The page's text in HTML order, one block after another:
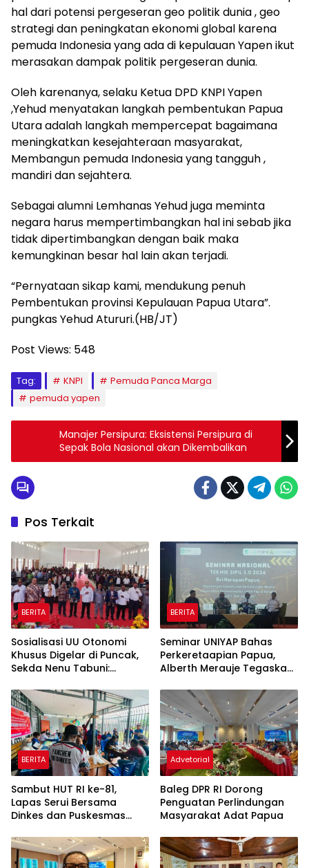
hal dari potensi pergeseran geo politik dunia , geo
strategi dan peningkatan ekonomi global karena
pemuda Indonesia yang ada di kepulauan Yapen ikut
merasakan dampak politik pergeseran dunia.
Oleh karenanya, selaku Ketua DPD KNPI Yapen
,Yehud menyatakan langkah pembentukan Papua
Utara adalah langkah mempercepat bagaimana
meningkatkan kesejahteraan masyarakat,
Membangun pemuda Indonesia yang tangguh ,
mandiri dan sejahtera.
Sebagai alumni Lemhanas Yehud juga meminta
negara harus mempertimbangkan hal ini sebab jika
tidak dipertimbangkan dengan baik maka
kemungkinan besar hal lain akan terjadi.
“Pernyataan sikap kami, mendukung penuh
Pembentukan provinsi Kepulauan Papua Utara”.
pungkas Yehud Atururi.(HB/JT)
Post Views: 548
Tag: KNPI
Pemuda Panca Marga
pemuda yapen
Manajer Persipura: Eksistensi Persipura di
Sepak Bola Nasional akan Dikembalikan
Pos Terkait
BERITA
Sosialisasi UU Otonomi
Khusus Digelar di Puncak,
Sekda Nenu Tabuni:
untuk Kemandirian dan
Pembangunan Merata
BERITA
Seminar UNIYAP Bahas
Perkeretaapian Papua,
Alberth Merauje Tegaskan
Dilibatkan
BERITA
Sambut HUT RI ke-81,
Lapas Serui Bersama
Dinkes dan Puskesmas
Kesehatan Gratis Bagi WBP
dan Warga Sekitar
Advetorial
Baleg DPR RI Dorong
Penguatan Perlindungan
Masyarakat Adat Papua